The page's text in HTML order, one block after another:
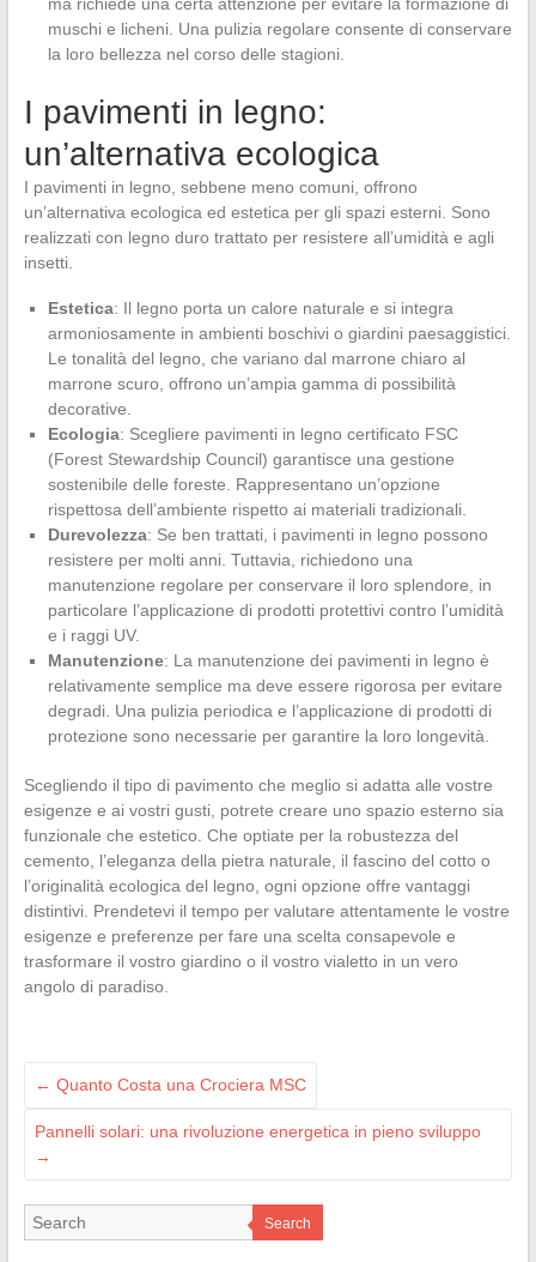
muschi e licheni. Una pulizia regolare consente di conservare
la loro bellezza nel corso delle stagioni.
I pavimenti in legno:
un’alternativa ecologica
I pavimenti in legno, sebbene meno comuni, offrono
un’alternativa ecologica ed estetica per gli spazi esterni. Sono
realizzati con legno duro trattato per resistere all’umidità e agli
insetti.
Estetica: Il legno porta un calore naturale e si integra
armoniosamente in ambienti boschivi o giardini paesaggistici.
Le tonalità del legno, che variano dal marrone chiaro al
marrone scuro, offrono un’ampia gamma di possibilità
decorative.
Ecologia: Scegliere pavimenti in legno certificato FSC
(Forest Stewardship Council) garantisce una gestione
sostenibile delle foreste. Rappresentano un’opzione
rispettosa dell’ambiente rispetto ai materiali tradizionali.
Durevolezza: Se ben trattati, i pavimenti in legno possono
resistere per molti anni. Tuttavia, richiedono una
manutenzione regolare per conservare il loro splendore, in
particolare l’applicazione di prodotti protettivi contro l’umidità
e i raggi UV.
Manutenzione: La manutenzione dei pavimenti in legno è
relativamente semplice ma deve essere rigorosa per evitare
degradi. Una pulizia periodica e l’applicazione di prodotti di
protezione sono necessarie per garantire la loro longevità.
Scegliendo il tipo di pavimento che meglio si adatta alle vostre
esigenze e ai vostri gusti, potrete creare uno spazio esterno sia
funzionale che estetico. Che optiate per la robustezza del
cemento, l’eleganza della pietra naturale, il fascino del cotto o
l’originalità ecologica del legno, ogni opzione offre vantaggi
distintivi. Prendetevi il tempo per valutare attentamente le vostre
esigenze e preferenze per fare una scelta consapevole e
trasformare il vostro giardino o il vostro vialetto in un vero
angolo di paradiso.
← Quanto Costa una Crociera MSC
Pannelli solari: una rivoluzione energetica in pieno sviluppo
→
Search